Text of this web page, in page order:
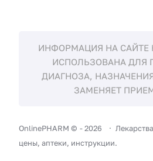
ИНФОРМАЦИЯ НА САЙТЕ
ИСПОЛЬЗОВАНА ДЛЯ
ДИАГНОЗА,
ЗАМЕНЯЕТ
OnlinePHARM © -2026
цены, аптеки, инструкции.